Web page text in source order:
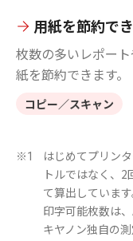
用紙を節約で
枚数の多いレポー
紙を節約できます。
コピー／スキャン
※1
はじめてプリン
トルではなく、
て算出しています
印字可能枚数は
キヤノン独自の